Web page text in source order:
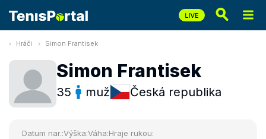
Hráči Simon Frantisek
Simon Frantisek
35 muž Česká republika
Datum nar.:Výška:Váha:Hraje rukou: